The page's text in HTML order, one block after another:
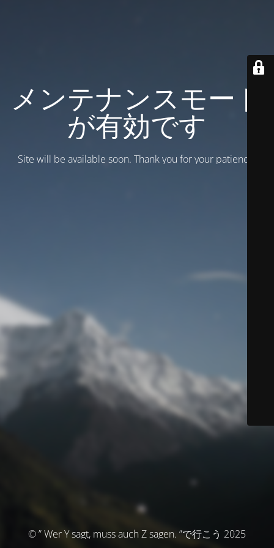
メンテナンスモード
が有効です
Site will be available soon. Thank you for your patience!
© ” Wer Y sagt, muss auch Z sagen. ”で行こう 2025